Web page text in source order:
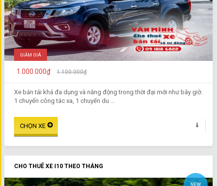
GIẢM GIÁ
1.000.000₫ 1.100.000₫
Xe bán tải khá đa dụng và năng động trong thời đại mới như bây giờ.
1 chuyến công tác xa, 1 chuyến du ...
CHO THUÊ XE I10 THEO THÁNG
NEW